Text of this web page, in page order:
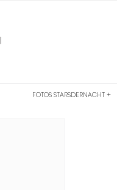
FOTOS STARSDERNACHT +